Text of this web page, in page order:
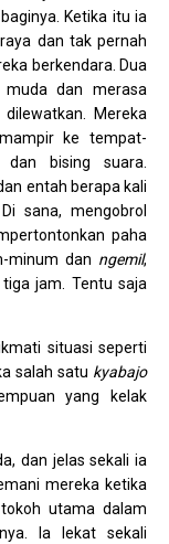
Ketika itu ia
dan tak pernah
berkendara. Dua
dan merasa
Mereka
ke tempat-
bising suara.
entah berapa kali
sana, mengobrol
paha
minum dan ngemil,
jam. Tentu saja
situasi seperti
salah satu kyabajo
yang kelak
dan jelas sekali ia
mereka ketika
utama dalam
Ia lekat sekali